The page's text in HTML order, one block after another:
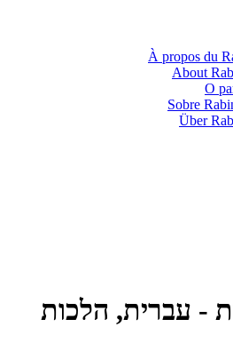
À propos du
About
О
Sobre
Über
- עברית, הלכות